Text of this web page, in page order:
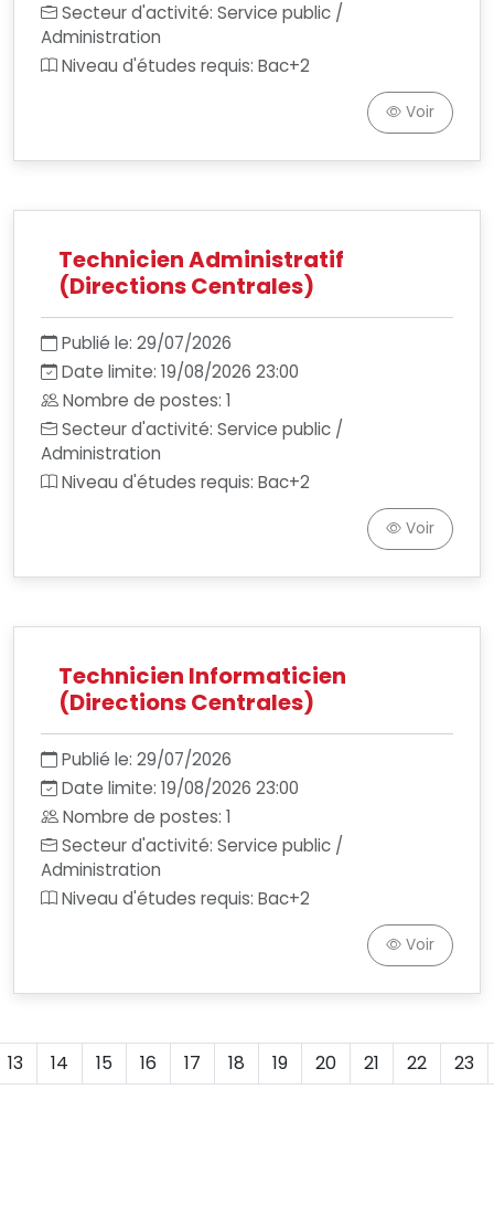
Secteur d'activité: Service public /
Administration
Niveau d'études requis: Bac+2
Voir
Technicien Administratif
(Directions Centrales)
Publié le: 29/07/2026
Date limite: 19/08/2026 23:00
Nombre de postes: 1
Secteur d'activité: Service public /
Administration
Niveau d'études requis: Bac+2
Voir
Technicien Informaticien
(Directions Centrales)
Publié le: 29/07/2026
Date limite: 19/08/2026 23:00
Nombre de postes: 1
Secteur d'activité: Service public /
Administration
Niveau d'études requis: Bac+2
Voir
13 14 15 16 17 18 19 20 21 22 23